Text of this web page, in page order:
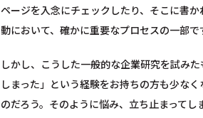
ページを入念にチェックしたり、そこに書
動において、確かに重要なプロセスの一部で
しかし、こうした一般的な企業研究を試み
しまった」という経験をお持ちの方も少な
のだろう。そのように悩み、立ち止まってし